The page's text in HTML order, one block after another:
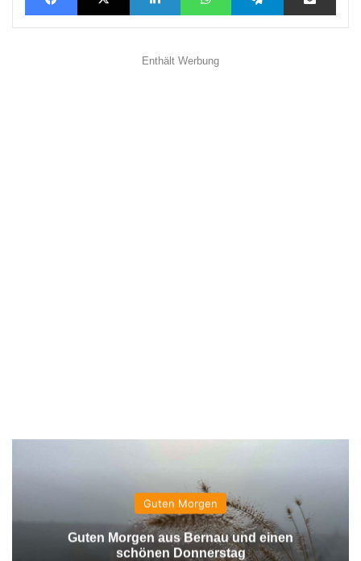
Enthält Werbung
Guten Morgen
Guten Morgen aus Bernau und einen
schönen Donnerstag